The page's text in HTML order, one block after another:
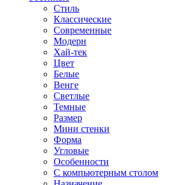
Стиль
Классические
Современные
Модерн
Хай-тек
Цвет
Белые
Венге
Светлые
Темные
Размер
Мини стенки
Форма
Угловые
Особенности
С компьютерным столом